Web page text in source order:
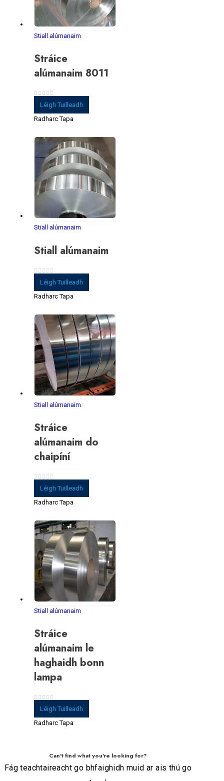
Stiall alúmanaim
Stráice
alúmanaim 8011
As 5
Léigh Tuilleadh
Radharc Tapa
Stiall alúmanaim
Stiall alúmanaim
As 5
Léigh Tuilleadh
Radharc Tapa
Stiall alúmanaim
Stráice
alúmanaim do
chaipíní
As 5
Léigh Tuilleadh
Radharc Tapa
Stiall alúmanaim
Stráice
alúmanaim le
haghaidh bonn
lampa
As 5
Léigh Tuilleadh
Radharc Tapa
Can't find what you're looking for?
Fág teachtaireacht go bhfaighidh muid ar ais thú go